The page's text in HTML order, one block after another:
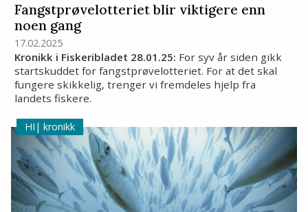
Fangstprøvelotteriet blir viktigere enn
noen gang
17.02.2025
Kronikk i Fiskeribladet 28.01.25: For syv år siden gikk
startskuddet for fangstprøvelotteriet. For at det skal
fungere skikkelig, trenger vi fremdeles hjelp fra
landets fiskere.
kronikk